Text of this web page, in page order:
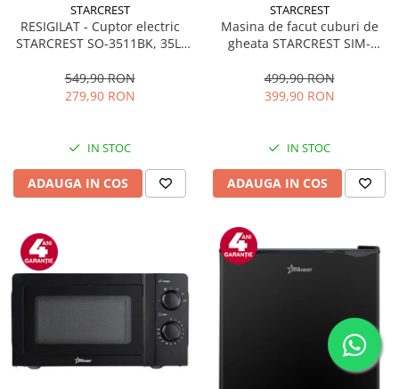
STARCREST
RESIGILAT - Cuptor electric
STARCREST SO-3511BK, 35L,
Programe predefinite,
Interfata digitala, Negru
549,90 RON
279,90 RON
IN STOC
ADAUGA IN COS
STARCREST
Masina de facut cuburi de
gheata STARCREST SIM-
12Kg/24h, Cos gheata
detasabil, Rezervor apa 0.8 l,
499,90 RON
399,90 RON
IN STOC
ADAUGA IN COS